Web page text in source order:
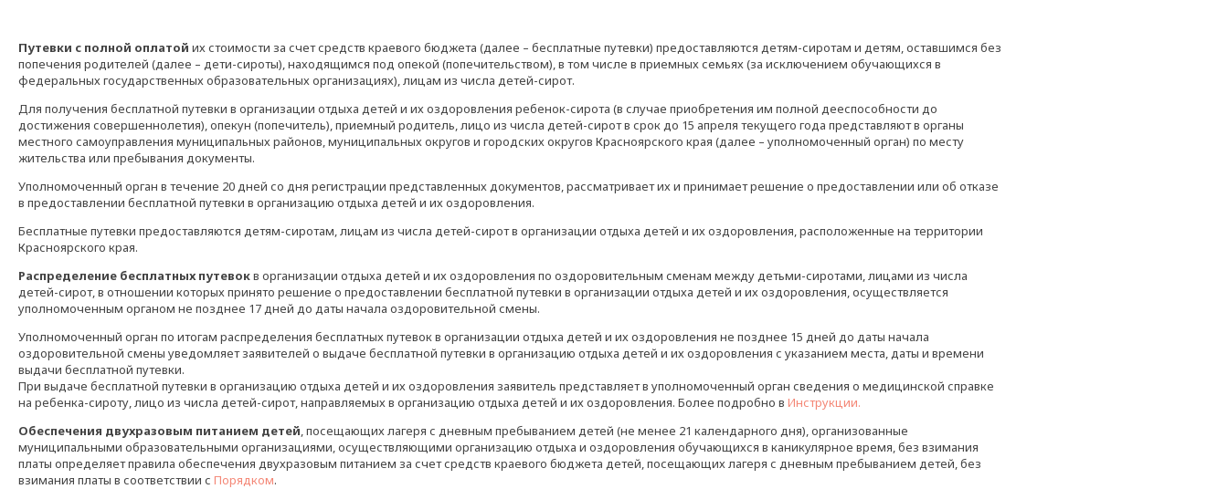
Путевки с полной оплатой их стоимости за счет средств краевого бюджета (далее – бесплатные путевки) предоставляются детям-сиротам и детям, оставшимся без
попечения родителей (далее – дети-сироты), находящимся под опекой (попечительством), в том числе в приемных семьях (за исключением обучающихся в
федеральных государственных образовательных организациях), лицам из числа детей-сирот.
Для получения бесплатной путевки в организации отдыха детей и их оздоровления ребенок-сирота (в случае приобретения им полной дееспособности до
достижения совершеннолетия), опекун (попечитель), приемный родитель, лицо из числа детей-сирот в срок до 15 апреля текущего года представляют в органы
местного самоуправления муниципальных районов, муниципальных округов и городских округов Красноярского края (далее – уполномоченный орган) по месту
жительства или пребывания документы.
Уполномоченный орган в течение 20 дней со дня регистрации представленных документов, рассматривает их и принимает решение о предоставлении или об отказе
в предоставлении бесплатной путевки в организацию отдыха детей и их оздоровления.
Бесплатные путевки предоставляются детям-сиротам, лицам из числа детей-сирот в организации отдыха детей и их оздоровления, расположенные на территории
Красноярского края.
Распределение бесплатных путевокв организации отдыха детей и их оздоровления по оздоровительным сменам между детьми-сиротами, лицами из числа
детей-сирот, в отношении которых принято решение о предоставлении бесплатной путевки в организации отдыха детей и их оздоровления, осуществляется
уполномоченным органом не позднее 17 дней до даты начала оздоровительной смены.
Уполномоченный орган по итогам распределения бесплатных путевок в организации отдыха детей и их оздоровления не позднее 15 дней до даты начала
оздоровительной смены уведомляет заявителей о выдаче бесплатной путевки в организацию отдыха детей и их оздоровления с указанием места, даты и времени
выдачи бесплатной путевки.
При выдаче бесплатной путевки в организацию отдыха детей и их оздоровления заявитель представляет в уполномоченный орган сведения о медицинской справке
на ребенка-сироту, лицо из числа детей-сирот, направляемых в организацию отдыха детей и их оздоровления. Более подробно в Инструкции.
Обеспечения двухразовым питанием детей, посещающих лагеря с дневным пребыванием детей (не менее 21 календарного дня), организованные
муниципальными образовательными организациями, осуществляющими организацию отдыха и оздоровления обучающихся в каникулярное время, без взимания
платы определяет правила обеспечения двухразовым питанием за счет средств краевого бюджета детей, посещающих лагеря с дневным пребыванием детей, без
взимания платы в соответствии с Порядком.